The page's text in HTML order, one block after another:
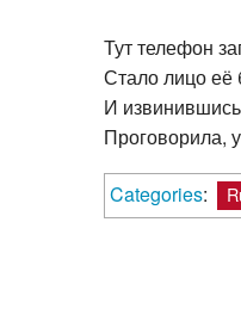
Тут телефон
Стало лицо её
И
Проговорила,
Categories: